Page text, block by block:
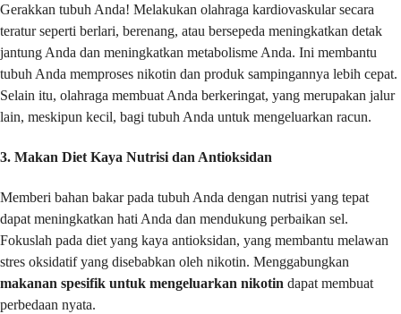
Gerakkan tubuh Anda! Melakukan olahraga kardiovaskular secara
teratur seperti berlari, berenang, atau bersepeda meningkatkan detak
jantung Anda dan meningkatkan metabolisme Anda. Ini membantu
tubuh Anda memproses nikotin dan produk sampingannya lebih cepat.
Selain itu, olahraga membuat Anda berkeringat, yang merupakan jalur
lain, meskipun kecil, bagi tubuh Anda untuk mengeluarkan racun.
3. Makan Diet Kaya Nutrisi dan Antioksidan
Memberi bahan bakar pada tubuh Anda dengan nutrisi yang tepat
dapat meningkatkan hati Anda dan mendukung perbaikan sel.
Fokuslah pada diet yang kaya antioksidan, yang membantu melawan
stres oksidatif yang disebabkan oleh nikotin. Menggabungkan
makanan spesifik untuk mengeluarkan nikotin dapat membuat
perbedaan nyata.